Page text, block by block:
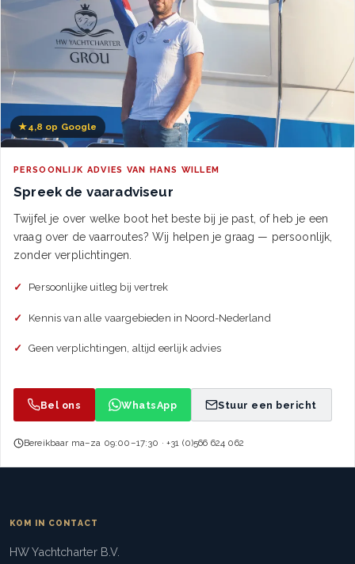
★4,8 op Google
PERSOONLIJK ADVIES VAN HANS WILLEM
Spreek de vaaradviseur
Twijfel je over welke boot het beste bij je past, of heb je een
vraag over de vaarroutes? Wij helpen je graag — persoonlijk,
zonder verplichtingen.
Persoonlijke uitleg bij vertrek
Kennis van alle vaargebieden in Noord-Nederland
Geen verplichtingen, altijd eerlijk advies
Bel ons WhatsApp Stuur een bericht
Bereikbaar ma–za 09:00–17:30 · +31 (0)566 624 062
KOM IN CONTACT
HW Yachtcharter B.V.